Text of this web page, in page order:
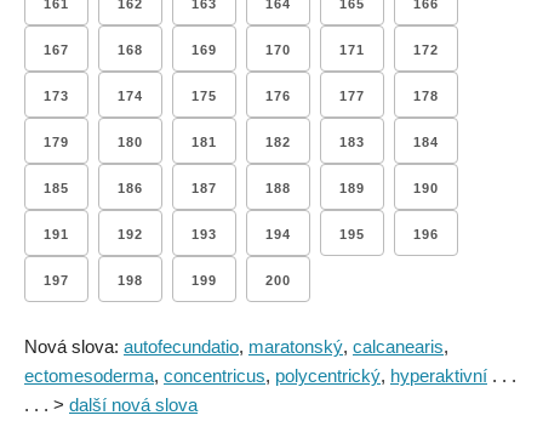
161 162 163 164 165 166
167 168 169 170 171 172
173 174 175 176 177 178
179 180 181 182 183 184
185 186 187 188 189 190
191 192 193 194 195 196
197 198 199 200
Nová slova: autofecundatio, maratonský, calcanearis,
ectomesoderma, concentricus, polycentrický, hyperaktivní . . .
. . . > další nová slova